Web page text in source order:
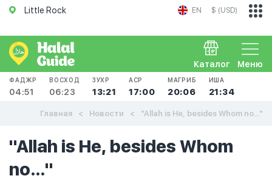
Little Rock EN $ (USD)
Меню
Каталог
ФАДЖР
04:51
ВОСХОД
06:23
ЗУХР
13:21
АСР
17:00
МАГРИБ
20:06
ИША
21:34
Главная Новости "Allah is He, besides Whom no..."
"Allah is He, besides Whom
no..."